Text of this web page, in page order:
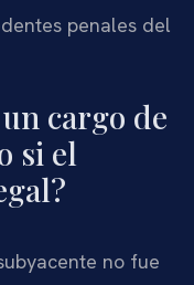
penales del
cargo de
si el
no fue